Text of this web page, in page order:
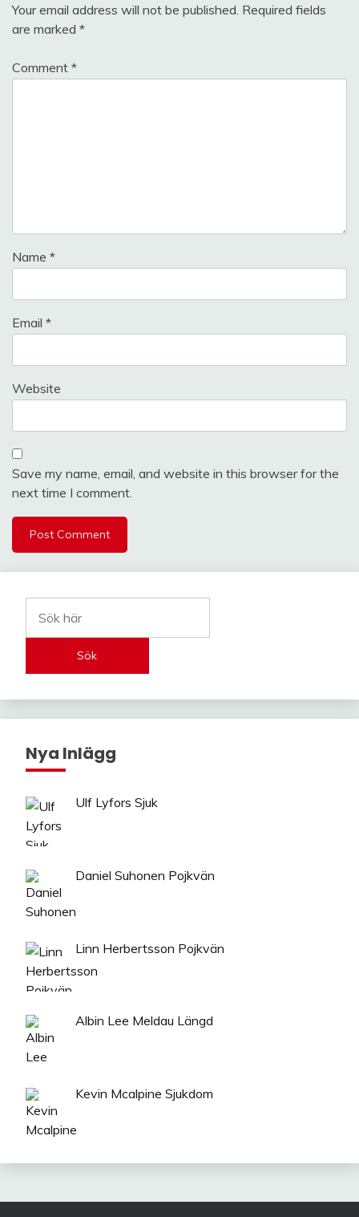
Your email address will not be published. Required fields
are marked *
Comment *
Name *
Email *
Website
Save my name, email, and website in this browser for the
next time I comment.
Sök
Nya Inlägg
Ulf Lyfors Sjuk
Daniel Suhonen Pojkvän
Linn Herbertsson Pojkvän
Albin Lee Meldau Längd
Kevin Mcalpine Sjukdom